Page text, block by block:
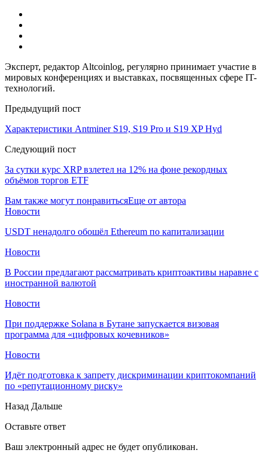
Эксперт, редактор Altcoinlog, регулярно принимает участие в
мировых конференциях и выставках, посвященных сфере IT-
технологий.
Предыдущий пост
Характеристики Antminer S19, S19 Pro и S19 XP Hyd
Следующий пост
За сутки курс XRP взлетел на 12% на фоне рекордных
объёмов торгов ETF
Вам также могут понравитьсяЕще от автора
Новости
USDT ненадолго обошёл Ethereum по капитализации
Новости
В России предлагают рассматривать криптоактивы наравне с
иностранной валютой
Новости
При поддержке Solana в Бутане запускается визовая
программа для «цифровых кочевников»
Новости
Идёт подготовка к запрету дискриминации криптокомпаний
по «репутационному риску»
Назад Дальше
Оставьте ответ
Ваш электронный адрес не будет опубликован.